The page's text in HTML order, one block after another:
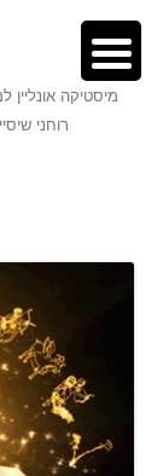
לתוכן
מיסטיקה
רוחני